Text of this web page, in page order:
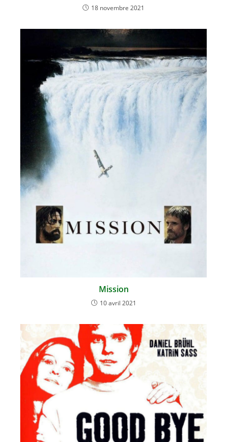
18 novembre 2021
Mission
10 avril 2021